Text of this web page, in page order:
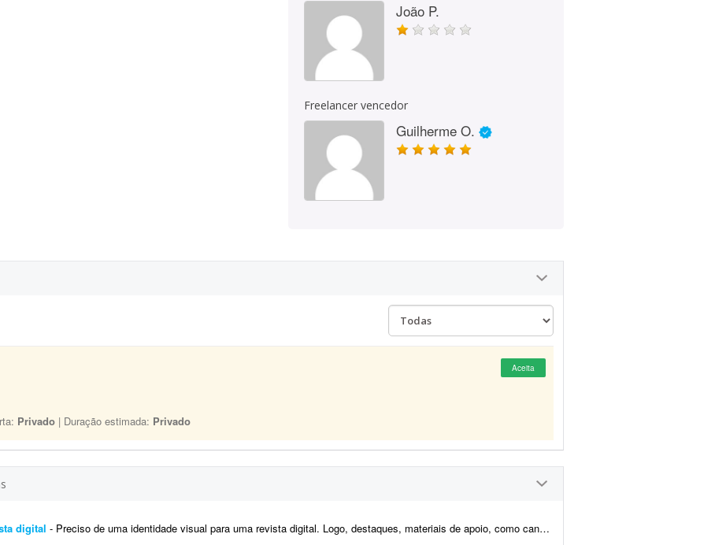
João P.
Freelancer vencedor
Guilherme O.
Aceita
Privado | Duração estimada: Privado
digital - Preciso de uma identidade visual para uma revista digital. Logo, destaques, materiais de apoio, como caneca, camisa, todo branding.